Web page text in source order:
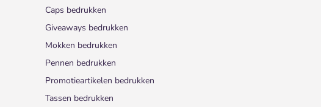
Caps bedrukken
Giveaways bedrukken
Mokken bedrukken
Pennen bedrukken
Promotieartikelen bedrukken
Tassen bedrukken